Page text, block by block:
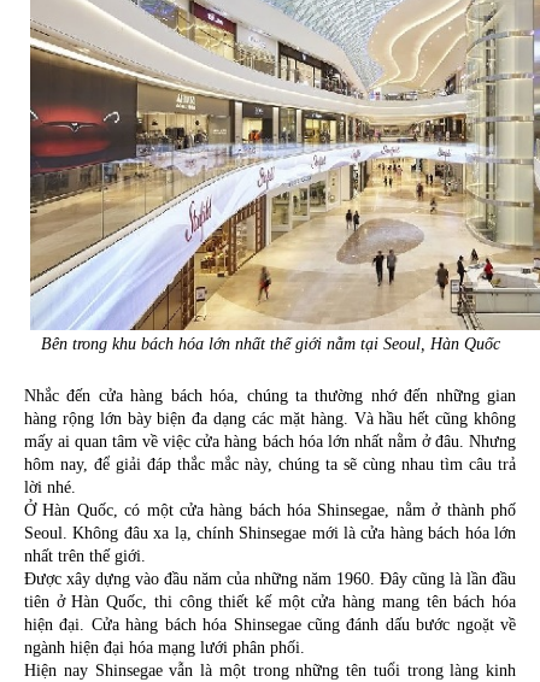
Bên trong khu bách hóa lớn nhất thế giới nằm tại Seoul, Hàn Quốc
Nhắc đến cửa hàng bách hóa, chúng ta thường nhớ đến những gian
hàng rộng lớn bày biện đa dạng các mặt hàng. Và hầu hết cũng không
mấy ai quan tâm về việc cửa hàng bách hóa lớn nhất nằm ở đâu. Nhưng
hôm nay, để giải đáp thắc mắc này, chúng ta sẽ cùng nhau tìm câu trả
lời nhé.
Ở Hàn Quốc, có một cửa hàng bách hóa Shinsegae, nằm ở thành phố
Seoul. Không đâu xa lạ, chính Shinsegae mới là cửa hàng bách hóa lớn
nhất trên thế giới.
Được xây dựng vào đầu năm của những năm 1960. Đây cũng là lần đầu
tiên ở Hàn Quốc, thi công thiết kế một cửa hàng mang tên bách hóa
hiện đại. Cửa hàng bách hóa Shinsegae cũng đánh dấu bước ngoặt về
ngành hiện đại hóa mạng lưới phân phối.
Hiện nay Shinsegae vẫn là một trong những tên tuổi trong làng kinh